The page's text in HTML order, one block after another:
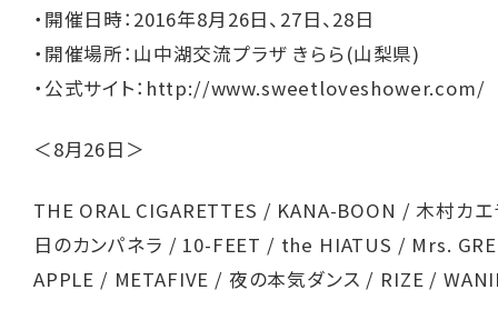
・開催日時：2016年8月26日、27日、28日
・開催場所：山中湖交流プラザ きらら(山梨県)
・公式サイト： http://www.sweetloveshower.com/
＜8月26日＞
THE ORAL CIGARETTES / KANA-BOON / 木村カ
日のカンパネラ / 10-FEET / the HIATUS / Mrs.
APPLE / METAFIVE / 夜の本気ダンス / RIZE /